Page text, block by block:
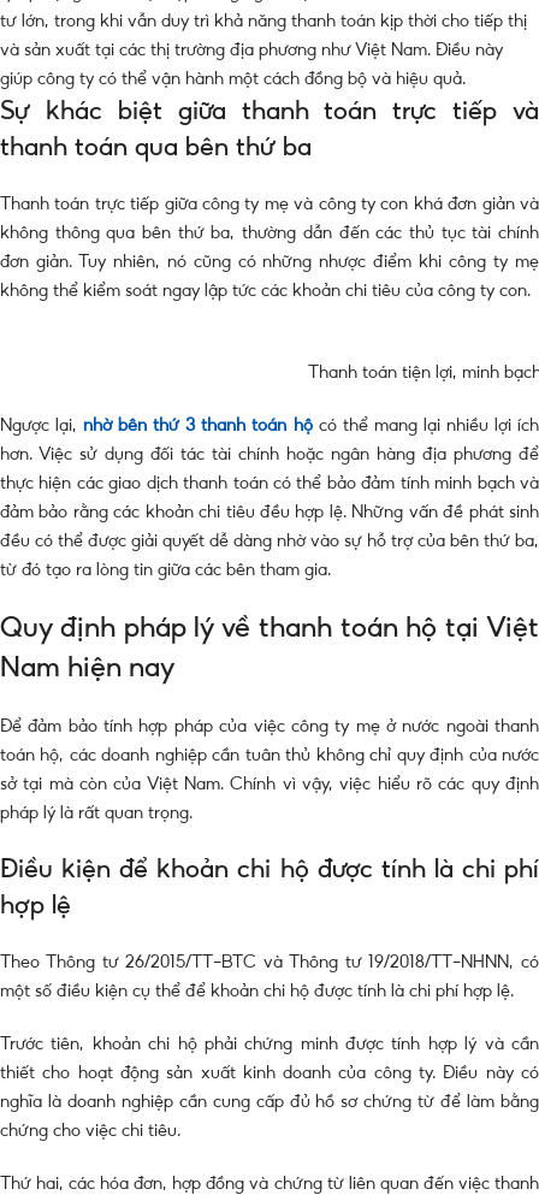
tư lớn, trong khi vẫn duy trì khả năng thanh toán kịp thời cho tiếp thị
và sản xuất tại các thị trường địa phương như Việt Nam. Điều này
giúp công ty có thể vận hành một cách đồng bộ và hiệu quả.
Sự khác biệt giữa thanh toán trực tiếp và
thanh toán qua bên thứ ba
Thanh toán trực tiếp giữa công ty mẹ và công ty con khá đơn giản và
không thông qua bên thứ ba, thường dẫn đến các thủ tục tài chính
đơn giản. Tuy nhiên, nó cũng có những nhược điểm khi công ty mẹ
không thể kiểm soát ngay lập tức các khoản chi tiêu của công ty con.
Thanh toán tiện lợi, minh
Ngược lại, nhờ bên thứ 3 thanh toán hộcó thể mang lại nhiều lợi ích
hơn. Việc sử dụng đối tác tài chính hoặc ngân hàng địa phương để
thực hiện các giao dịch thanh toán có thể bảo đảm tính minh bạch và
đảm bảo rằng các khoản chi tiêu đều hợp lệ. Những vấn đề phát sinh
đều có thể được giải quyết dễ dàng nhờ vào sự hỗ trợ của bên thứ ba,
từ đó tạo ra lòng tin giữa các bên tham gia.
Quy định pháp lý về thanh toán hộ tại Việt
Nam hiện nay
Để đảm bảo tính hợp pháp của việc công ty mẹ ở nước ngoài thanh
toán hộ, các doanh nghiệp cần tuân thủ không chỉ quy định của nước
sở tại mà còn của Việt Nam. Chính vì vậy, việc hiểu rõ các quy định
pháp lý là rất quan trọng.
Điều kiện để khoản chi hộ được tính là chi phí
hợp lệ
Theo Thông tư 26/2015/TT-BTC và Thông tư 19/2018/TT-NHNN, có
một số điều kiện cụ thể để khoản chi hộ được tính là chi phí hợp lệ.
Trước tiên, khoản chi hộ phải chứng minh được tính hợp lý và cần
thiết cho hoạt động sản xuất kinh doanh của công ty. Điều này có
nghĩa là doanh nghiệp cần cung cấp đủ hồ sơ chứng từ để làm bằng
chứng cho việc chi tiêu.
Thứ hai, các hóa đơn, hợp đồng và chứng từ liên quan đến việc thanh